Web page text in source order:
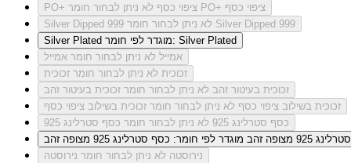
PO+ ציפוי כסף
לא ניתן לבחור חומר PO+ ציפוי כסף
Silver Dipped 999
לא ניתן לבחור חומר Silver Dipped 999
Silver Plated
מוגדר לפי חומר: Silver Plated
אמייל לא ניתן לבחור חומר אמייל
זכוכית לא ניתן לבחור חומר זכוכית
זכוכית בעיטור זהב לא ניתן לבחור חומר זכוכית בעיטור זהב
זכוכית בשילוב ציפוי כסף לא ניתן לבחור חומר זכוכית בשילוב ציפוי כסף
כסף סטרלינג 925
לא ניתן לבחור חומר כסף סטרלינג 925
925 מצופה זהב
מוגדר לפי חומר: כסף סטרלינג 925 מצופה זהב
נירוסטה לא ניתן לבחור חומר נירוסטה